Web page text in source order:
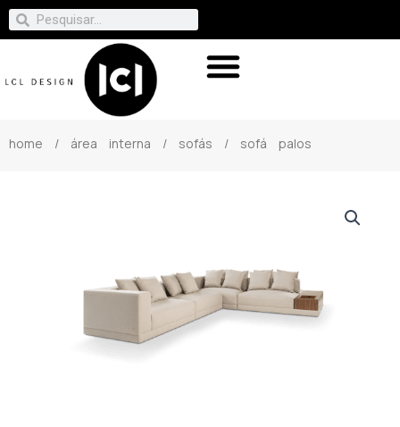
home / área interna / sofás / sofá palos